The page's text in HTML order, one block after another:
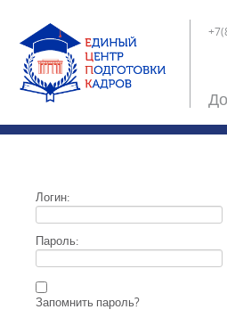
Логин:
Пароль:
Запомнить пароль?